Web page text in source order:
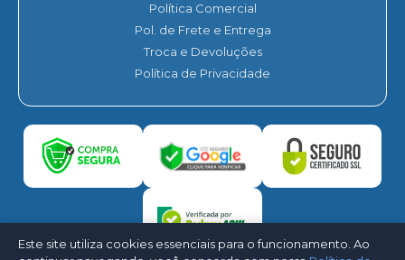
Política Comercial
Pol. de Frete e Entrega
Troca e Devoluções
Política de Privacidade
Este site utiliza cookies essenciais para o funcionamento. Ao